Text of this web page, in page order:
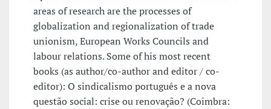
areas of research are the processes of
globalization and regionalization of trade
unionism, European Works Councils and
labour relations. Some of his most recent
books (as author/co-author and editor / co-
editor): O sindicalismo português e a nova
questão social: crise ou renovação? (Coimbra: